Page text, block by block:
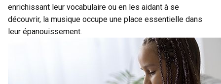
enrichissant leur vocabulaire ou en les aidant à se
découvrir, la musique occupe une place essentielle dans
leur épanouissement.